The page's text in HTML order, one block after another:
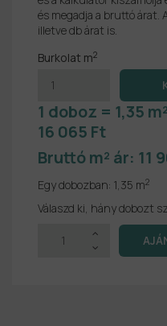
és megadja a bruttó árat.
illetve db árat is.
Burkolat m2
1 doboz = 1,35
16 065 Ft
Bruttó m² ár: 11
Egy dobozban: 1,35 m2
Válaszd ki, hány dobozt